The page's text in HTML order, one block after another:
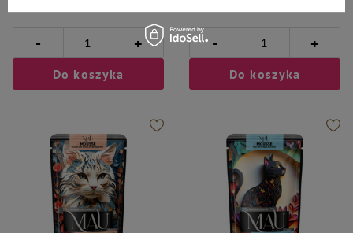
- +
Do koszyka
- +
Do koszyka